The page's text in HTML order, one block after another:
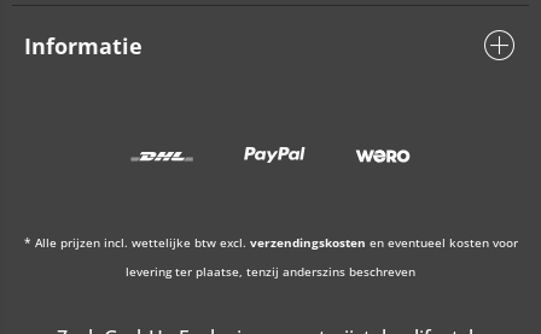
Informatie
* Alle prijzen incl. wettelijke btw excl. verzendingskosten en eventueel kosten voor
levering ter plaatse, tenzij anderszins beschreven